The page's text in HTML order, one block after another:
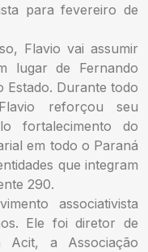
para fevereiro de
Flavio vai assumir
lugar de Fernando
Estado. Durante todo
reforçou seu
fortalecimento do
em todo o Paraná
que integram
290.
associativista
Ele foi diretor de
Acit, a Associação